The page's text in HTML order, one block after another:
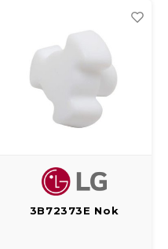
3B72373E Nok